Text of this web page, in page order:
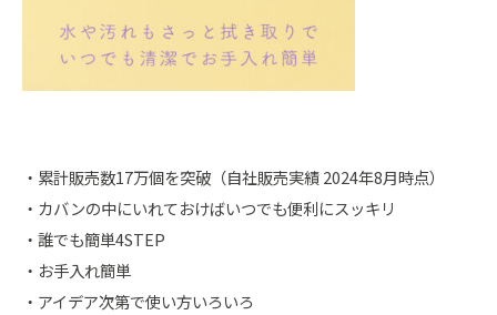
・累計販売数17万個を突破（自社販売実績 2024年8月時点）
・カバンの中にいれておけばいつでも便利にスッキリ
・誰でも簡単4STEP
・お手入れ簡単
・アイデア次第で使い方いろいろ